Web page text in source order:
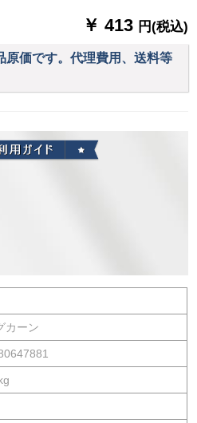
￥ 413 円(税込)
原価です。代理費用、送料等
カーン